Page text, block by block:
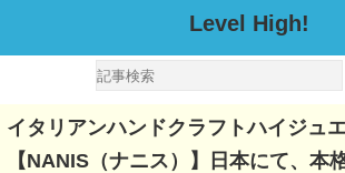
Level High!
イタリアンハンドクラフトハイジュ
【NANIS（ナニス）】日本にて、本